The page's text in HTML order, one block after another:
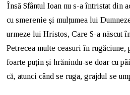
Însă Sfântul Ioan nu s-a întristat din
cu smerenie și mulțumea lui
urmeze lui Hristos, Care S-a născut
Petrecea multe ceasuri în rugăciune,
foarte puțin și hrănindu-se doar cu
că, atunci când se ruga, grajdul se